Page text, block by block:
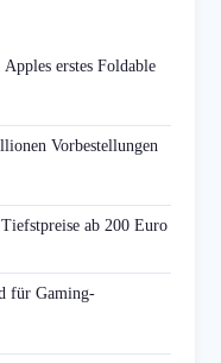
erstes Foldable
Vorbestellungen
ab 200 Euro
für Gaming-